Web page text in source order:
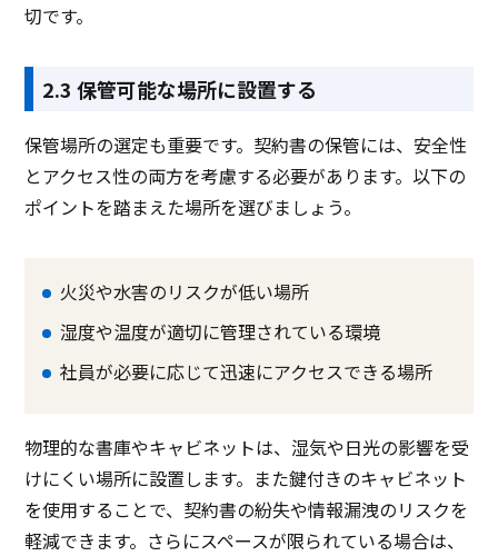
切です。
2.3 保管可能な場所に設置する
保管場所の選定も重要です。契約書の保管には、安全性
とアクセス性の両方を考慮する必要があります。以下の
ポイントを踏まえた場所を選びましょう。
火災や水害のリスクが低い場所
湿度や温度が適切に管理されている環境
社員が必要に応じて迅速にアクセスできる場所
物理的な書庫やキャビネットは、湿気や日光の影響を受
けにくい場所に設置します。また鍵付きのキャビネット
を使用することで、契約書の紛失や情報漏洩のリスクを
軽減できます。さらにスペースが限られている場合は、